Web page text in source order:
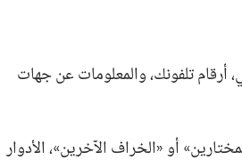
أرقام تلفونك،‏ والمعلومات عن جهات
أو «الخراف الآخرين»،‏ الأدوار